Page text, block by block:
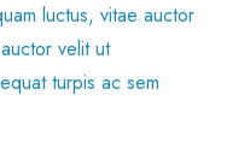
luctus, vitae auctor
velit ut
turpis ac sem